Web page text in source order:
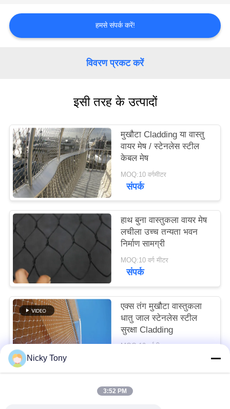
समाचार
साइटमैप
गोपनीयता
नीति
हमसे संपर्क करें!
विवरण प्रकट करें
इसी तरह के उत्पादों
मुखौटा Cladding या वास्तु
वायर मेष / स्टेनलेस स्टील
केबल मेष
MOQ:10 वर्गमीटर
संपर्क
हाथ बुना वास्तुकला वायर मेष
लचीला उच्च तन्यता भवन
निर्माण सामग्री
MOQ:10 वर्ग मीटर
संपर्क
एक्स तंग मुखौटा वास्तुकला
धातु जाल स्टेनलेस स्टील
सुरक्षा Cladding
MOQ:10 वर्गमीटर
लोकप्रिय श्रेणियां
Nicky Tony
3:52 PM